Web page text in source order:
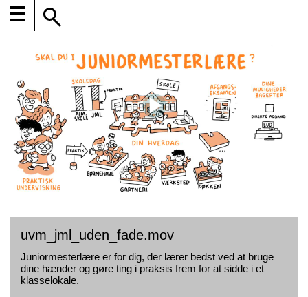
☰
uvm_jml_uden_fade.mov
Juniormesterlære er for dig, der lærer bedst ved at bruge
dine hænder og gøre ting i praksis frem for at sidde i et
klasselokale.